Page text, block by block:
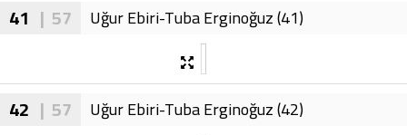
41 | 57 Uğur Ebiri-Tuba Erginoğuz (41)
42 | 57 Uğur Ebiri-Tuba Erginoğuz (42)